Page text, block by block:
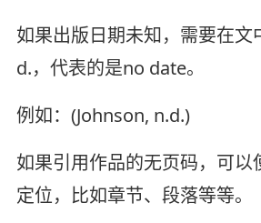
如果出版日期未知，需要在文
d.，代表的是no date。
例如：(Johnson, n.d.)
如果引用作品的无页码，可以
定位，比如章节、段落等等。